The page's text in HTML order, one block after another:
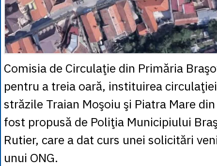
Comisia de Circulaţie din Primăria
pentru a treia oară, instituirea
străzile Traian Moşoiu şi Piatra Mare
fost propusă de Poliţia Municipiului
Rutier, care a dat curs unei solicitări
unui ONG.